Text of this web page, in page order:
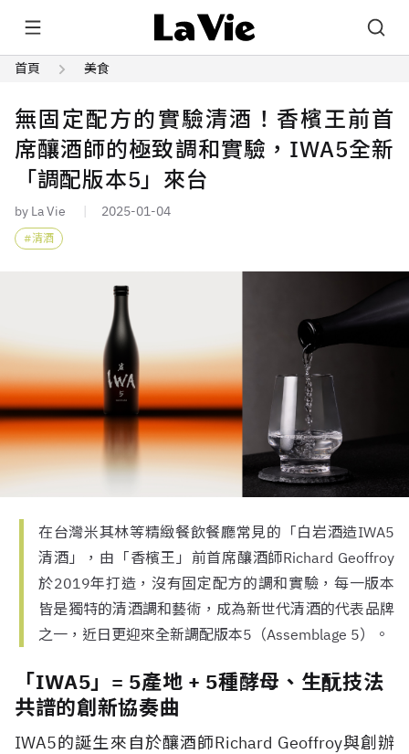
首頁 美食
無固定配方的實驗清酒！香檳王前首
席釀酒師的極致調和實驗，IWA5全新
「調配版本5」來台
by La Vie 2025-01-04
清酒
在台灣米其林等精緻餐飲餐廳常見的「白岩酒造IWA5
清酒」，由「香檳王」前首席釀酒師Richard Geoffroy
於2019年打造，沒有固定配方的調和實驗，每一版本
皆是獨特的清酒調和藝術，成為新世代清酒的代表品牌
之一，近日更迎來全新調配版本5（Assemblage 5）。
「IWA5」= 5產地 + 5種酵母、生酛技法
共譜的創新協奏曲
IWA5的誕生來自於釀酒師Richard Geoffroy與創辦